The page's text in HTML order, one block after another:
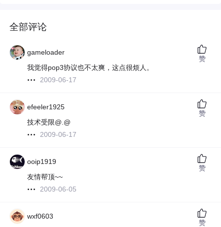
全部评论
gameloader
我觉得pop3协议也不太爽，这点很烦人。
2009-06-17
赞
efeeler1925
技术受限@.@
2009-06-17
赞
ooip1919
友情帮顶~~
2009-06-05
赞
wxf0603
赞